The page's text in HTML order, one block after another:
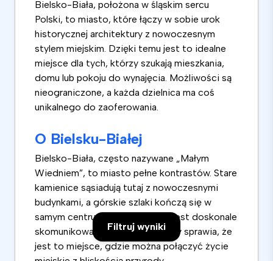
Filtruj wyniki
Bielsko-Biała, położona w śląskim sercu
Polski, to miasto, które łączy w sobie urok
historycznej architektury z nowoczesnym
stylem miejskim. Dzięki temu jest to idealne
miejsce dla tych, którzy szukają mieszkania,
domu lub pokoju do wynajęcia. Możliwości są
nieograniczone, a każda dzielnica ma coś
unikalnego do zaoferowania.
O Bielsku-Białej
Bielsko-Biała, często nazywane „Małym
Wiedniem”, to miasto pełne kontrastów. Stare
kamienice sąsiadują tutaj z nowoczesnymi
budynkami, a górskie szlaki kończą się w
samym centrum miasta. Miasto jest doskonale
skomunikowane, a bliskość natury sprawia, że
jest to miejsce, gdzie można połączyć życie